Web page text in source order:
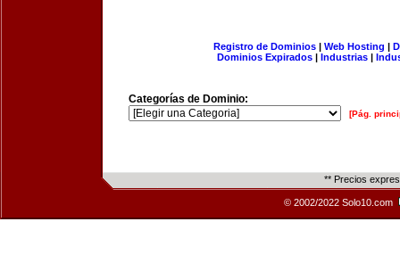
Registro de Dominios| Web Hosting |
Dominios Expirados | Industrias |
Categorías de Dominio:
[Pág.
** Precios
© 2002/2022 Solo10.com